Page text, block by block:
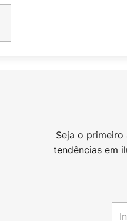
Seja o
tendências em